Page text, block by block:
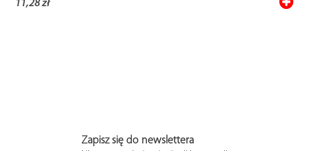
11,28 zł
Zapisz się do newslettera